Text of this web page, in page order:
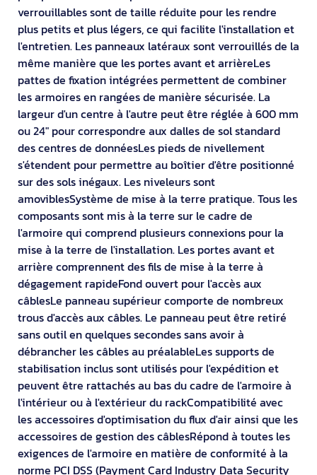
verrouillables sont de taille réduite pour les rendre
plus petits et plus légers, ce qui facilite l'installation et
l'entretien. Les panneaux latéraux sont verrouillés de la
même manière que les portes avant et arrièreLes
pattes de fixation intégrées permettent de combiner
les armoires en rangées de manière sécurisée. La
largeur d'un centre à l'autre peut être réglée à 600 mm
ou 24" pour correspondre aux dalles de sol standard
des centres de donnéesLes pieds de nivellement
s'étendent pour permettre au boîtier d'être positionné
sur des sols inégaux. Les niveleurs sont
amoviblesSystème de mise à la terre pratique. Tous les
composants sont mis à la terre sur le cadre de
l'armoire qui comprend plusieurs connexions pour la
mise à la terre de l'installation. Les portes avant et
arrière comprennent des fils de mise à la terre à
dégagement rapideFond ouvert pour l'accès aux
câblesLe panneau supérieur comporte de nombreux
trous d'accès aux câbles. Le panneau peut être retiré
sans outil en quelques secondes sans avoir à
débrancher les câbles au préalableLes supports de
stabilisation inclus sont utilisés pour l'expédition et
peuvent être rattachés au bas du cadre de l'armoire à
l'intérieur ou à l'extérieur du rackCompatibilité avec
les accessoires d'optimisation du flux d'air ainsi que les
accessoires de gestion des câblesRépond à toutes les
exigences de l'armoire en matière de conformité à la
norme PCI DSS (Payment Card Industry Data Security